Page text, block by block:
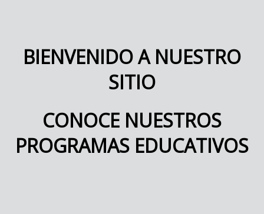
BIENVENIDO A NUESTRO
SITIO
CONOCE NUESTROS
PROGRAMAS EDUCATIVOS